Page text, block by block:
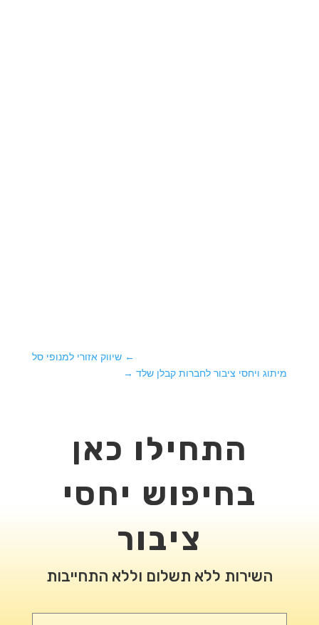
←שיווק אזורי למנופי סל
מיתוג ויחסי ציבור לחברות קבלן שלד→
התחילו כאן
בחיפוש יחסי
ציבור
השירות ללא תשלום וללא התחייבות